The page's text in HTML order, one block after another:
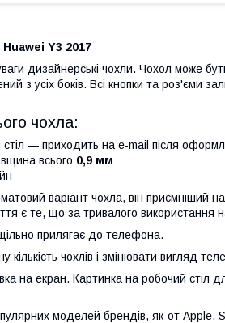
Y3 2017
дизайнерські чохли. Чохол може
з усіх боків. Всі кнопки та роз'єми
чохла:
стіл — приходить на e-mail після
всього 0,9 мм
варіант чохла, він приємніший
є те, що за тривалого використання
прилягає до телефона.
чохлів і змінювати вигляд
на екран. Картинка на робочий
моделей брендів, як-от